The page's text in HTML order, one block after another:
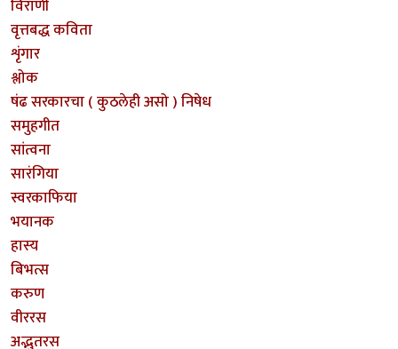
विराणी
वृत्तबद्ध कविता
शृंगार
श्लोक
षंढ सरकारचा ( कुठलेही असो ) निषेध
समुहगीत
सांत्वना
सारंगिया
स्वरकाफिया
भयानक
हास्य
बिभत्स
करुण
वीररस
अद्भुतरस